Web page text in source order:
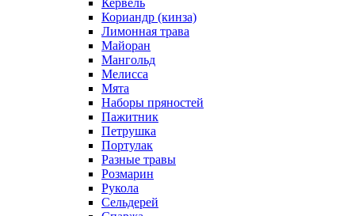
Кервель
Кориандр (кинза)
Лимонная трава
Майоран
Мангольд
Мелисса
Мята
Наборы пряностей
Пажитник
Петрушка
Портулак
Разные травы
Розмарин
Рукола
Сельдерей